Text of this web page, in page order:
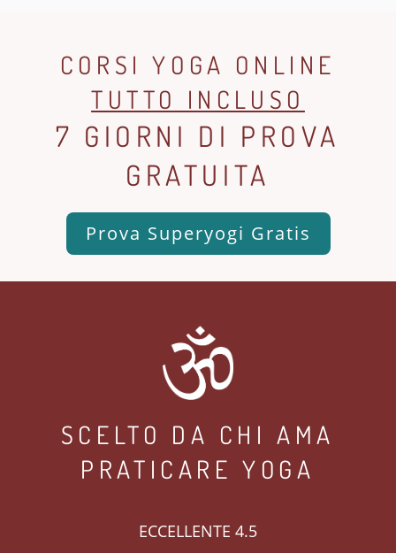
CORSI YOGA ONLINE
TUTTO INCLUSO
7 GIORNI DI PROVA
GRATUITA
Prova Superyogi Gratis
SCELTO DA CHI AMA
PRATICARE YOGA
ECCELLENTE 4.5